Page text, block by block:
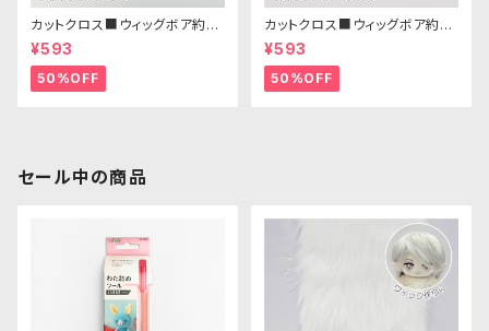
カットクロス■ウィッグボア約8c
m(ブラック)WB006ボア生地 2
5cm × 45cm
¥593
50%OFF
カットクロス■ウィッグボア約8c
m(ペールブルー)WB007ボア
生地 25cm × 45cm
¥593
50%OFF
セール中の商品